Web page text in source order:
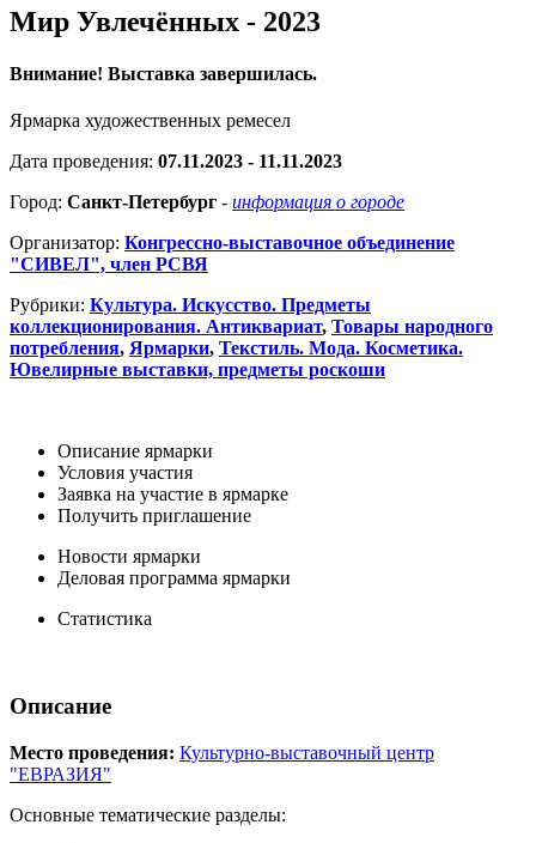
Мир Увлечённых - 2023
Внимание! Выставка завершилась.
Ярмарка художественных ремесел
Дата проведения: 07.11.2023 - 11.11.2023
Город: Санкт-Петербург - информация о городе
Организатор: Конгрессно-выставочное объединение
"СИВЕЛ", член РСВЯ
Рубрики: Культура. Искусство. Предметы
коллекционирования. Антиквариат, Товары народного
потребления, Ярмарки, Текстиль. Мода. Косметика.
Ювелирные выставки, предметы роскоши
Описание ярмарки
Условия участия
Заявка на участие в ярмарке
Получить приглашение
Новости ярмарки
Деловая программа ярмарки
Статистика
Описание
Место проведения: Культурно-выставочный центр
"ЕВРАЗИЯ"
Основные тематические разделы: